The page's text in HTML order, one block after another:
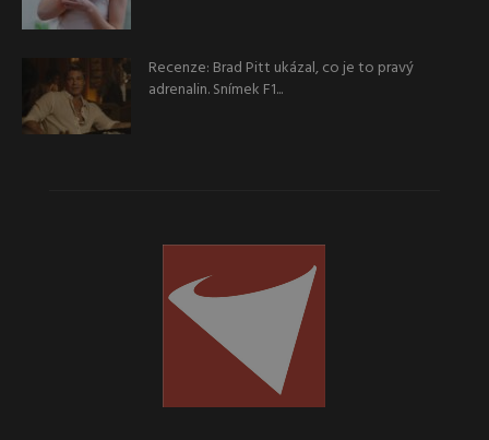
Recenze: Brad Pitt ukázal, co je to pravý
adrenalin. Snímek F1...